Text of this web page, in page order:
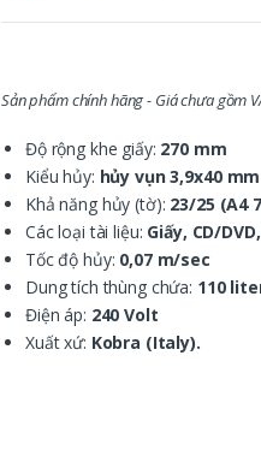
dựa trênđánh
Sản phẩm chính hãng - Giá chưa gồm
Độ rộng khe giấy: 270 mm
Kiểu hủy: hủy vụn 3,9x40 mm
Khả năng hủy (tờ): 23/25 (A4
Các loại tài liệu: Giấy, CD/
Tốc độ hủy: 0,07 m/sec
Dung tích thùng chứa: 110
Điện áp: 240 Volt
Xuất xứ: Kobra (Italy).